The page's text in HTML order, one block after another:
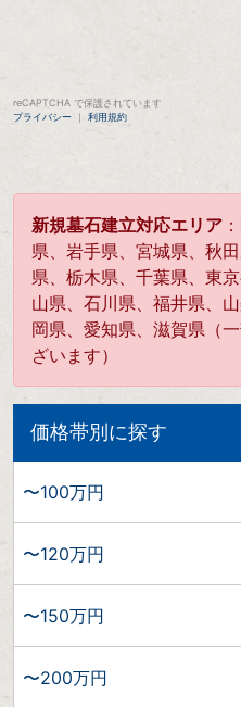
reCAPTCHA で保護されています
プライバシー ｜ 利用規約
新規墓石建立対応エリア
県、岩手県、宮城県、秋
県、栃木県、千葉県、東
山県、石川県、福井県、
岡県、愛知県、滋賀県（
ざいます）
価格帯別に探す
〜100万円
〜120万円
〜150万円
〜200万円